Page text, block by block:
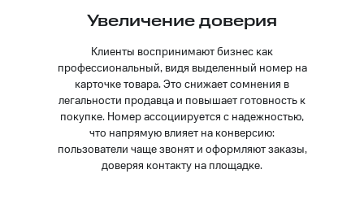
Увеличение доверия
Клиенты воспринимают бизнес как
профессиональный, видя выделенный номер на
карточке товара. Это снижает сомнения в
легальности продавца и повышает готовность к
покупке. Номер ассоциируется с надежностью,
что напрямую влияет на конверсию:
пользователи чаще звонят и оформляют заказы,
доверяя контакту на площадке.